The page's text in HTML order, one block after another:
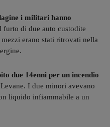
i militari hanno
furto di due auto custodite
erano stati ritrovati nella
due 14enni per un incendio
I due minori avevano
liquido infiammabile a un